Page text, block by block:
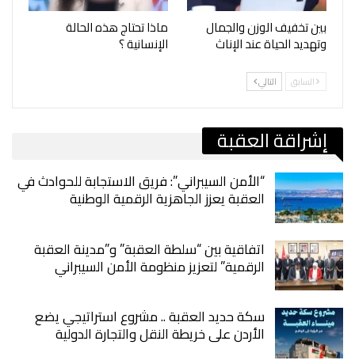
بين تخفيف الوزن والجمال
وتهديد الحياة عند الإناث
ماذا تحتاج هذه الحالة
الإنسانية ؟
السابق التالي
إشراقة العقبة
“الأمن السيبراني”: فريق الاستجابة للحوادث في
العقبة يعزز الجاهزية الرقمية الوطنية
اتفاقية بين “سلطة العقبة” و”مدينة العقبة
الرقمية” لتعزيز منظومة الأمن السيبراني
سكة حديد العقبة .. مشروع استراتيجي يضع
الأردن على خريطة النقل والتجارة الدولية